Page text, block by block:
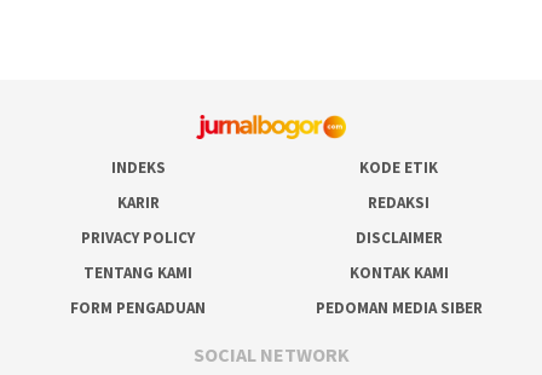
INDEKS
KODE ETIK
KARIR
REDAKSI
PRIVACY POLICY
DISCLAIMER
TENTANG KAMI
KONTAK KAMI
FORM PENGADUAN
PEDOMAN MEDIA SIBER
SOCIAL NETWORK